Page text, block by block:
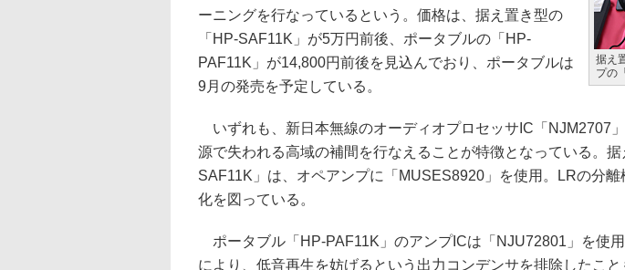
据え
プの
ーニングを行なっているという。価格は、据え置き型の
「HP-SAF11K」が5万円前後、ポータブルの「HP-
PAF11K」が14,800円前後を見込んでおり、ポータブルは
9月の発売を予定している。
いずれも、新日本無線のオーディオプロセッサIC「NJM2707
源で失われる高域の補間を行なえることが特徴となっている。
SAF11K」は、オペアンプに「MUSES8920」を使用。LRの分
化を図っている。
ポータブル「HP-PAF11K」のアンプICは「NJU72801」を使
により、低音再生を妨げるという出力コンデンサを排除したこ